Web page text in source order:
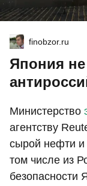
finobzor.ru
Япония
Министерство
агентству
сырой нефти и
том числе из
безопасности